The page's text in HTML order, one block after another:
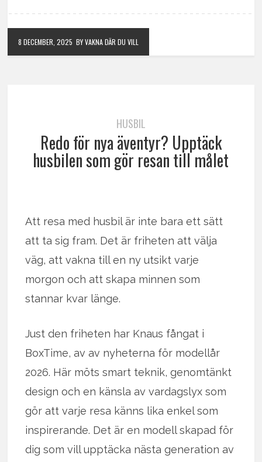
8 DECEMBER, 2025 BY VAKNA DÄR DU VILL
HUSBIL
Redo för nya äventyr? Upptäck
husbilen som gör resan till målet
Att resa med husbil är inte bara ett sätt
att ta sig fram. Det är friheten att välja
väg, att vakna till en ny utsikt varje
morgon och att skapa minnen som
stannar kvar länge.
Just den friheten har Knaus fångat i
BoxTime, av av nyheterna för modellår
2026. Här möts smart teknik, genomtänkt
design och en känsla av vardagslyx som
gör att varje resa känns lika enkel som
inspirerande. Det är en modell skapad för
dig som vill upptäcka nästa generation av